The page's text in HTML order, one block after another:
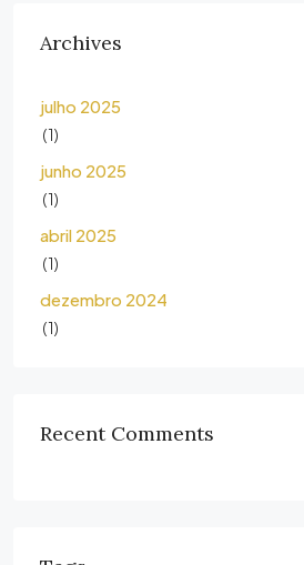
Archives
julho 2025
(1)
junho 2025
(1)
abril 2025
(1)
dezembro 2024
(1)
Recent Comments